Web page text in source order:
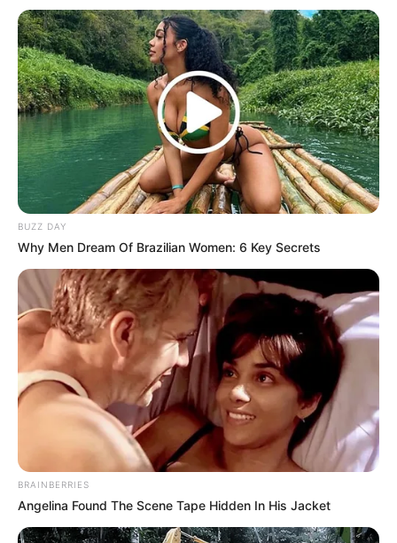
BUZZ DAY
Why Men Dream Of Brazilian Women: 6 Key Secrets
BRAINBERRIES
Angelina Found The Scene Tape Hidden In His Jacket